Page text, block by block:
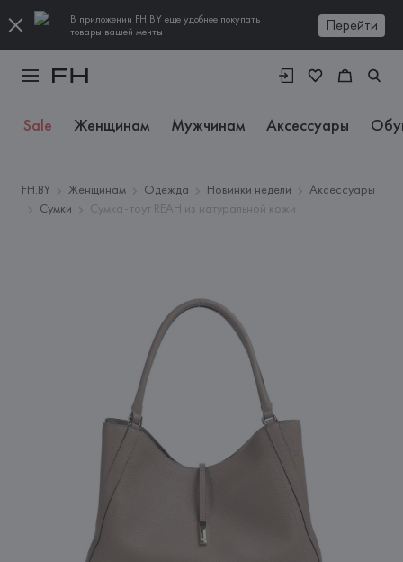
В приложении FH.BY еще удобнее покупать
товары вашей мечты
Перейти
Sale Женщинам Мужчинам Аксессуары
FH.BY Женщинам Одежда Новинки недели
Аксессуары
Сумки
Сумка-тоут REAH из натуральной кожи